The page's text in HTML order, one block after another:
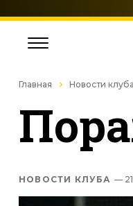
Главная Новости клуба
НОВОСТИ КЛУБА —